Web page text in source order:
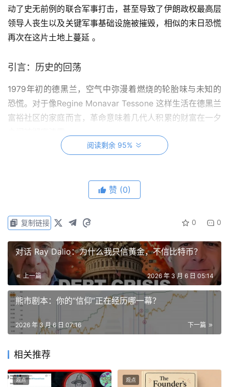
动了史无前例的联合军事打击，甚至导致了伊朗政权最高层
领导人丧生以及关键军事基础设施被摧毁，相似的末日恐慌
再次在这片土地上蔓延 。
引言：历史的回荡
1979年初的德黑兰，空气中弥漫着燃烧的轮胎味与未知的
恐慌。对于像Regine Monavar Tessone 这样生活在德黑兰
富裕社区的家庭而言，革命意味着几代人积累的财富在一夕
在Regine的记忆中，那个清晨充满了绝望与混乱。她的父
在车顶上。当Regine的母亲试图跑回屋内多拿几件珍贵的
银器和铜盘时，父亲爆发出绝望的怒吼，警告他们已经“没
有时间了” 。在前往Mehrabad机场的路上，满载财物的汽
车因为超载而爆胎，在那个命悬一线的时刻，父亲向路过的
陌生人倾其所有，只求能把家人按时送到机场 。他们极其
幸运地搭乘了机场关闭前最后一架离开伊朗的民航客机。
阅读剩余 95%
赞 (0)
0 0
复制链接
对话 Ray Dalio：为什么我只信黄金，不信比特币？
上一篇 2026 年 3 月 6 日 05:14
熊市剧本：你的“信仰”正在经历哪一幕？
下一篇
2026 年 3 月 6 日 07:16
相关推荐
观点 观点